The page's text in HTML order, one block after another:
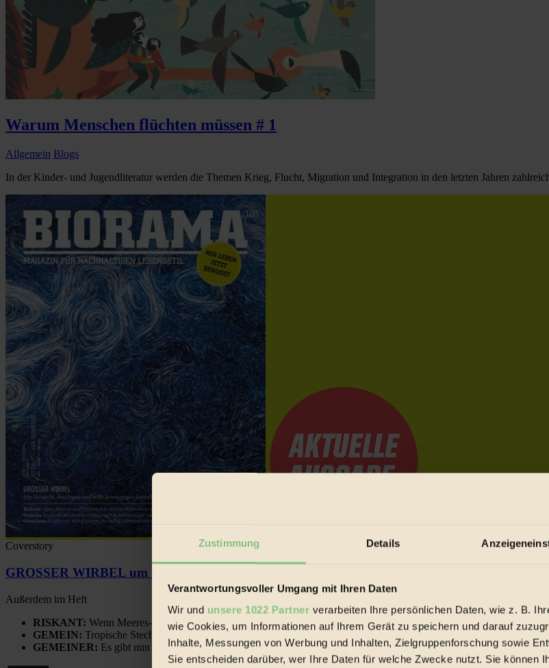
Zustimmung Details
Verantwortungsvoller Umgang mit Ihren Daten
Wir und unsere 1022 Partner verarbeiten Ihre persönlichen Daten, wie z. B.
wie Cookies, um Informationen auf Ihrem Gerät zu speichern und darauf
Inhalte, Messungen von Werbung und Inhalten, Zielgruppenforschung sowie
Sie entscheiden darüber, wer Ihre Daten für welche Zwecke nutzt. Sie können
Warum Menschen flüchten müssen # 1
Allgemein Blogs
In der Kinder- und Jugendliteratur werden die Themen Krieg, Flucht, Migration und Integration in den letzten Jahren
Coverstory
GROSSER WIRBEL um Versuche, den Ozean und seine Bewegungen festzuhalten.
Außerdem im Heft
RISKANT: Wenn Meeres- und Wildvögel im Freilandhühnerbetrieb vorbeischauen.
GEMEIN: Tropische Stechmücken fühlen sich in Mitteleuropa inziwschen oft zu Hause.
GEMEINER: Es gibt nun Weinflaschen, die nach Entleerung voll wieder zu dir zurückkommen.